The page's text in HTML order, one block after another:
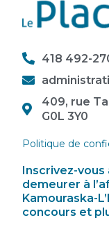
418 492-
409, rue
G0L 3Y0
Politique de
Inscrivez-
demeurer à
Kamouraska-
concours et